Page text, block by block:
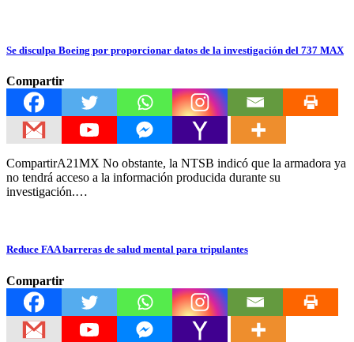
Se disculpa Boeing por proporcionar datos de la investigación del 737 MAX
Compartir
CompartirA21MX No obstante, la NTSB indicó que la armadora ya
no tendrá acceso a la información producida durante su
investigación.…
Reduce FAA barreras de salud mental para tripulantes
Compartir